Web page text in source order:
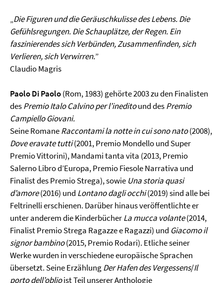
„Die Figuren und die Geräuschkulisse des Lebens. Die
Gefühlsregungen. Die Schauplätze, der Regen. Ein
faszinierendes sich Verbünden, Zusammenfinden, sich
Verlieren, sich Verwirren.”
Claudio Magris
Paolo Di Paolo(Rom, 1983) gehörte 2003 zu den Finalisten
desPremio Italo Calvino per l’ineditound desPremio
Campiello Giovani.
Seine RomaneRaccontami la notte in cui sono nato(2008),
Dove eravate tutti(2001, Premio Mondello und Super
Premio Vittorini), Mandami tanta vita (2013, Premio
Salerno Libro d’Europa, Premio Fiesole Narrativa und
Finalist des Premio Strega), sowie Una storia quasi
d’amore(2016) und Lontano dagli occhi(2019) sind alle bei
Feltrinelli erschienen. Darüber hinaus veröffentlichte er
unter anderem die KinderbücherLa mucca volante(2014,
Finalist Premio Strega Ragazze e Ragazzi) und Giacomo il
signor bambino(2015, Premio Rodari). Etliche seiner
Werke wurden in verschiedene europäische Sprachen
übersetzt. Seine ErzählungDer Hafen des Vergessens/Il
porto dell’oblioist Teil unserer Anthologie